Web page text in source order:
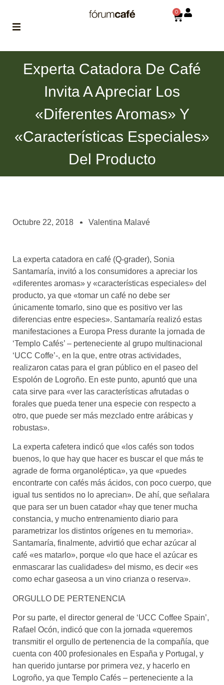
brújula
asociados
el café siempre tiene
algo nuevo que
enseñarnos
BOLSA DE TRABAJO
¡te imaginas vivir de tu pasión
por el café?
CONTACTO
¡queremos saber
de ti!
0
Experta Catadora De Café
Invita A Apreciar Los
«diferentes Aromas» Y
«características Especiales»
Del Producto
Octubre 22, 2018 Valentina Malavé
La experta catadora en café (Q-grader), Sonia
Santamaría, invitó a los consumidores a apreciar los
«diferentes aromas» y «características especiales» del
producto, ya que «tomar un café no debe ser
únicamente tomarlo, sino que es positivo ver las
diferencias entre especies». Santamaría realizó estas
manifestaciones a Europa Press durante la jornada de
‘Templo Cafés’ – perteneciente al grupo multinacional
‘UCC Coffe’-, en la que, entre otras actividades,
realizaron catas para el gran público en el paseo del
Espolón de Logroño. En este punto, apuntó que una
cata sirve para «ver las características afrutadas o
forales que pueda tener una especie con respecto a
otro, que puede ser más mezclado entre arábicas y
robustas».
La experta cafetera indicó que «los cafés son todos
buenos, lo que hay que hacer es buscar el que más te
agrade de forma organoléptica», ya que «puedes
encontrarte con cafés más ácidos, con poco cuerpo, que
igual tus sentidos no lo aprecian». De ahí, que señalara
que para ser un buen catador «hay que tener mucha
constancia, y mucho entrenamiento diario para
parametrizar los distintos orígenes en tu memoria».
Santamaría, finalmente, advirtió que echar azúcar al
café «es matarlo», porque «lo que hace el azúcar es
enmascarar las cualidades» del mismo, es decir «es
como echar gaseosa a un vino crianza o reserva».
ORGULLO DE PERTENENCIA
Por su parte, el director general de ‘UCC Coffee Spain’,
Rafael Ocón, indicó que con la jornada «queremos
transmitir el orgullo de pertenencia de la compañía, que
cuenta con 400 profesionales en España y Portugal, y
han querido juntarse por primera vez, y hacerlo en
Logroño, ya que Templo Cafés – perteneciente a la